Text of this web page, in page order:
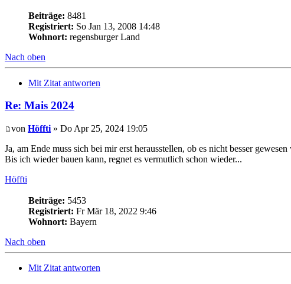
Beiträge: 8481
Registriert: So Jan 13, 2008 14:48
Wohnort: regensburger Land
Nach oben
Mit Zitat antworten
Re: Mais 2024
von Höffti » Do Apr 25, 2024 19:05
Ja, am Ende muss sich bei mir erst herausstellen, ob es nicht besser
Bis ich wieder bauen kann, regnet es vermutlich schon wieder...
Höffti
Beiträge: 5453
Registriert: Fr Mär 18, 2022 9:46
Wohnort: Bayern
Nach oben
Mit Zitat antworten